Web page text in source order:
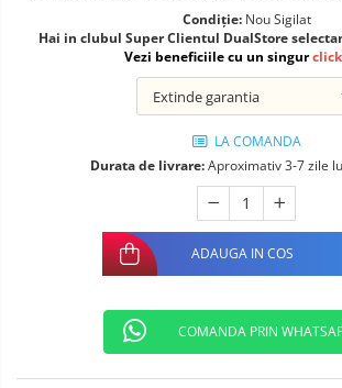
Condiție: Nou Sigilat
Hai in clubul Super Clientul DualStore
Vezi beneficiile cu un singur
LA COMANDA
Durata de livrare:Aproximativ 3-7 zile
ADAUGA IN COS
COMANDA PRIN